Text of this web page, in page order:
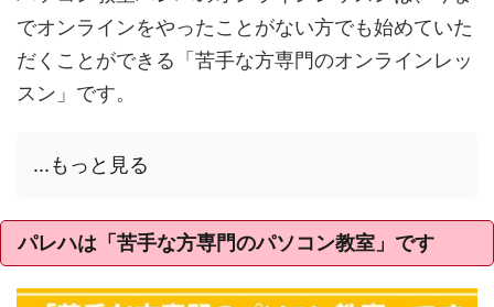
でオンラインをやったことがない方でも始めていた
だくことができる「苦手な方専門のオンラインレッ
スン」です。
...もっと見る
パレハは「苦手な方専門のパソコン教室」です